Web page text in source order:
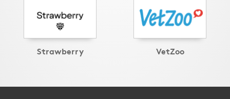
Strawberry VetZoo